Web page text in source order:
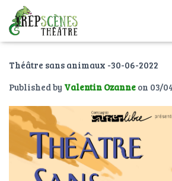
Théâtre sans animaux -30-06-2022
Published by Valentin Ozanne on 03/